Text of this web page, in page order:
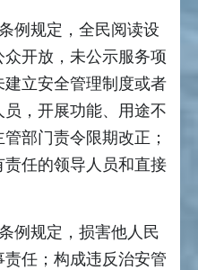
例规定，全民阅读设
开放，未公示服务项
立安全管理制度或者
，开展功能、用途不
部门责令限期改正；
任的领导人员和直接
例规定，损害他人民
任；构成违反治安管